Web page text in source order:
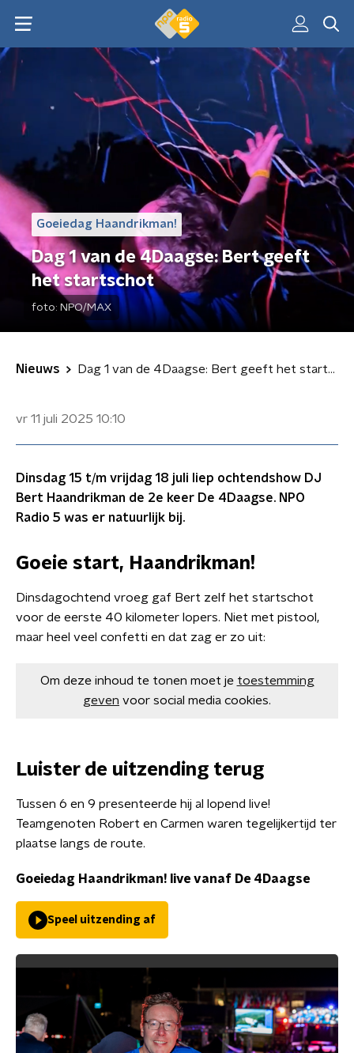
Goeiedag Haandrikman!
Dag 1 van de 4Daagse: Bert geeft
het startschot
foto: NPO/MAX
Nieuws Dag 1 van de 4Daagse: Bert geeft het startschot
vr 11 juli 2025 10:10
Dinsdag 15 t/m vrijdag 18 juli liep ochtendshow DJ
Bert Haandrikman de 2e keer De 4Daagse. NPO
Radio 5 was er natuurlijk bij.
Goeie start, Haandrikman!
Dinsdagochtend vroeg gaf Bert zelf het startschot
voor de eerste 40 kilometer lopers. Niet met pistool,
maar heel veel confetti en dat zag er zo uit:
Om deze inhoud te tonen moet je toestemming
geven voor social media cookies.
Luister de uitzending terug
Tussen 6 en 9 presenteerde hij al lopend live!
Teamgenoten Robert en Carmen waren tegelijkertijd ter
plaatse langs de route.
Goeiedag Haandrikman! live vanaf De 4Daagse
Speel uitzending af